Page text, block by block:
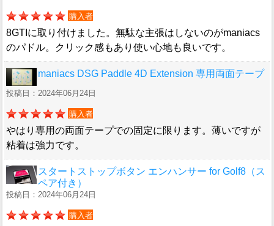
購入者
8GTIに取り付けました。無駄な主張はしないのがmaniacs
のパドル。クリック感もあり使い心地も良いです。
maniacs DSG Paddle 4D Extension 専用両面テープ
投稿日：2024年06月24日
購入者
やはり専用の両面テープでの固定に限ります。薄いですが
粘着は強力です。
スタートストップボタン エンハンサー for Golf8（ス
ペア付き）
投稿日：2024年06月24日
購入者